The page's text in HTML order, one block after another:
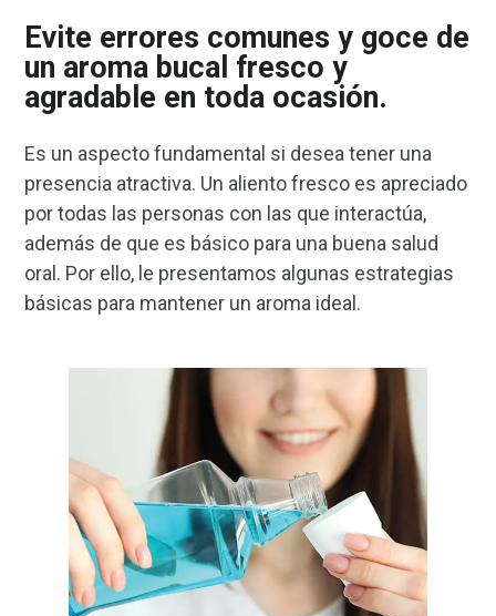
Evite errores comunes y goce de
un aroma bucal fresco y
agradable en toda ocasión.
Es un aspecto fundamental si desea tener una
presencia atractiva. Un aliento fresco es apreciado
por todas las personas con las que interactúa,
además de que es básico para una buena salud
oral. Por ello, le presentamos algunas estrategias
básicas para mantener un aroma ideal.